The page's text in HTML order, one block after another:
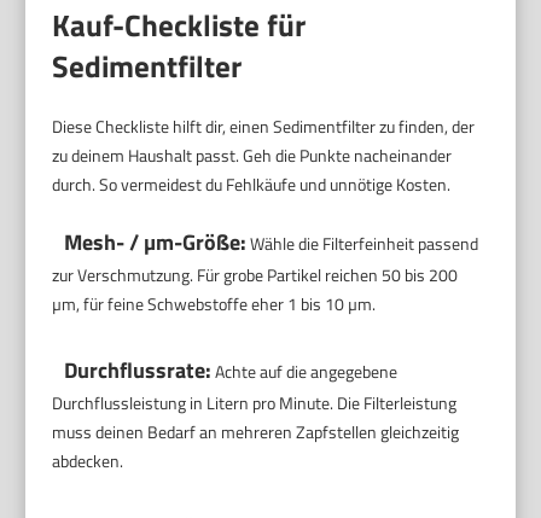
Kauf-Checkliste für
Sedimentfilter
Diese Checkliste hilft dir, einen Sedimentfilter zu finden, der
zu deinem Haushalt passt. Geh die Punkte nacheinander
durch. So vermeidest du Fehlkäufe und unnötige Kosten.
Mesh- / µm-Größe:Wähle die Filterfeinheit passend
zur Verschmutzung. Für grobe Partikel reichen 50 bis 200
µm, für feine Schwebstoffe eher 1 bis 10 µm.
Durchflussrate:Achte auf die angegebene
Durchflussleistung in Litern pro Minute. Die Filterleistung
muss deinen Bedarf an mehreren Zapfstellen gleichzeitig
abdecken.